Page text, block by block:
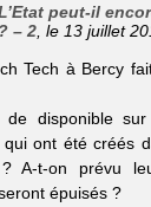
peut-il
– 2 , le 13 juillet
Tech à Bercy
de disponible
ont été créés
A-t-on prévu
épuisés ?